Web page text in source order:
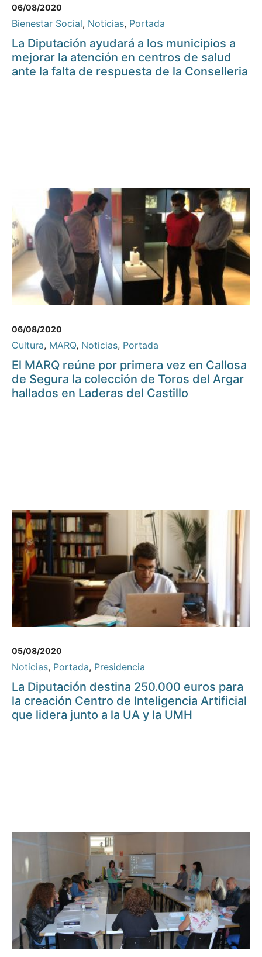
06/08/2020
Bienestar Social, Noticias, Portada
La Diputación ayudará a los municipios a
mejorar la atención en centros de salud
ante la falta de respuesta de la Conselleria
06/08/2020
Cultura, MARQ, Noticias, Portada
El MARQ reúne por primera vez en Callosa
de Segura la colección de Toros del Argar
hallados en Laderas del Castillo
05/08/2020
Noticias, Portada, Presidencia
La Diputación destina 250.000 euros para
la creación Centro de Inteligencia Artificial
que lidera junto a la UA y la UMH